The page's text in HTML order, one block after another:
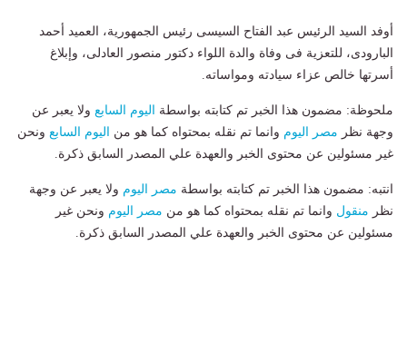
أوفد السيد الرئيس عبد الفتاح السيسى رئيس الجمهورية، العميد أحمد
البارودى، للتعزية فى وفاة والدة اللواء دكتور منصور العادلى، وإبلاغ
أسرتها خالص عزاء سيادته ومواساته.
ملحوظة: مضمون هذا الخبر تم كتابته بواسطة اليوم السابع ولا يعبر عن
وجهة نظر مصر اليوم وانما تم نقله بمحتواه كما هو من اليوم السابع ونحن
غير مسئولين عن محتوى الخبر والعهدة علي المصدر السابق ذكرة.
انتبه: مضمون هذا الخبر تم كتابته بواسطة مصر اليوم ولا يعبر عن وجهة
نظر منقول وانما تم نقله بمحتواه كما هو من مصر اليوم ونحن غير
مسئولين عن محتوى الخبر والعهدة علي المصدر السابق ذكرة.